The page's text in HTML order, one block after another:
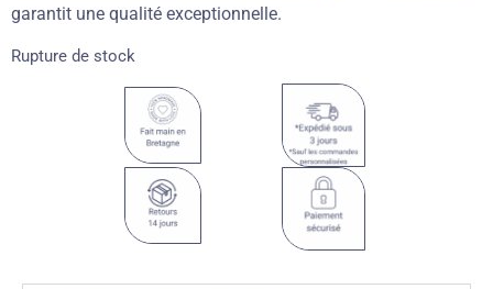
garantit une qualité exceptionnelle.
Rupture de stock